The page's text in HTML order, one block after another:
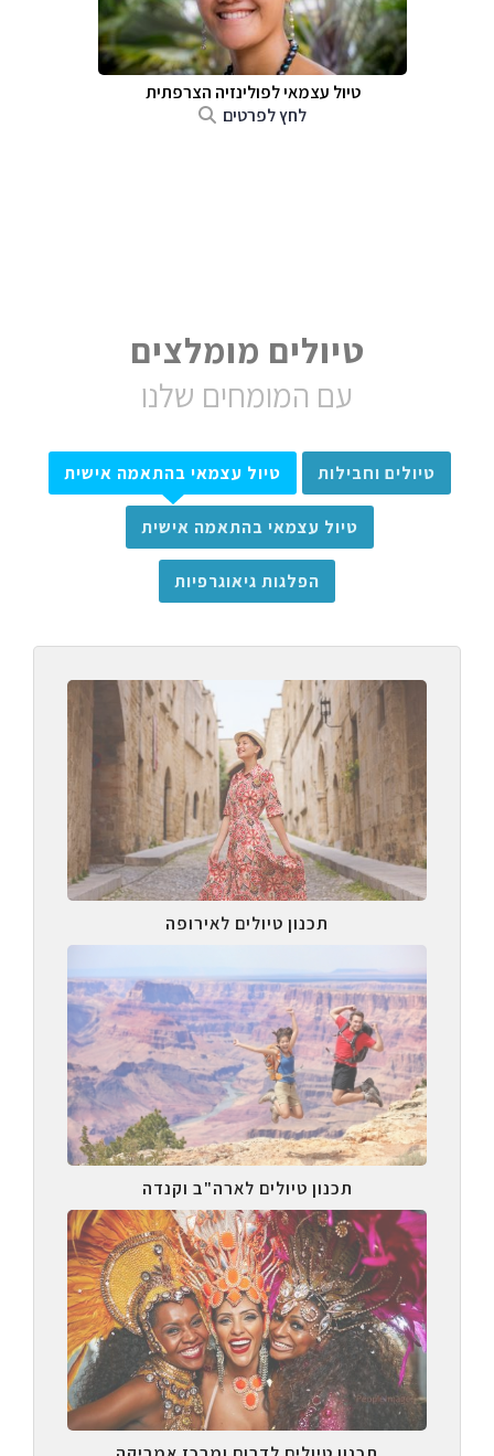
טיול עצמאי לפולינזיה הצרפתית
לחץ לפרטים
טיולים מומלצים
עם המומחים שלנו
טיולים וחבילות טיול עצמאי בהתאמה אישית
טיול עצמאי בהתאמה אישית
הפלגות גיאוגרפיות
תכנון טיולים לאירופה
תכנון טיולים לארה"ב וקנדה